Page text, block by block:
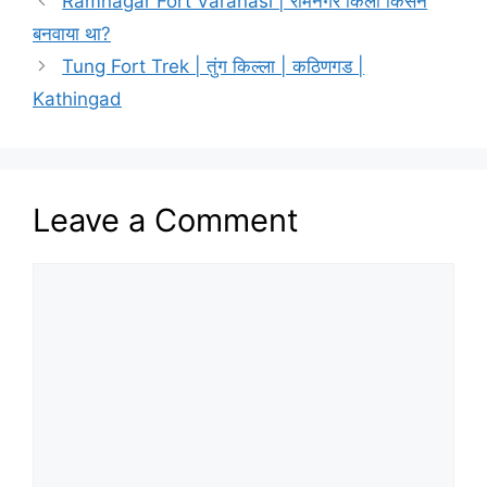
बनवाया था?
­Tung Fort Trek | तुंग किल्ला | कठिणगड |
Kathingad
Leave a Comment